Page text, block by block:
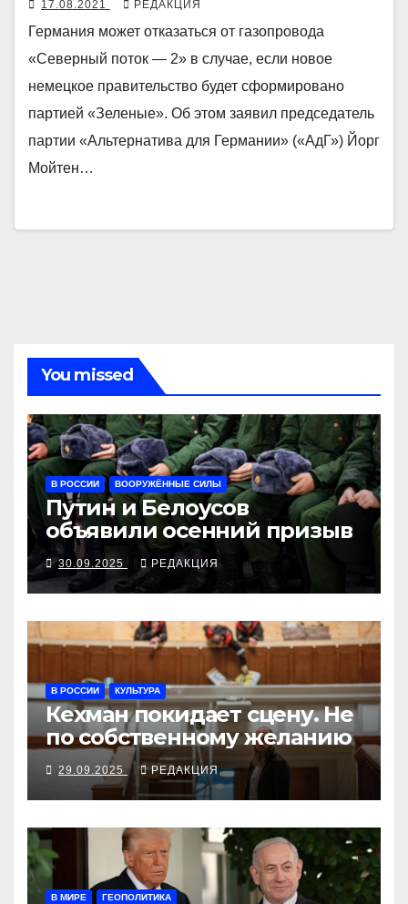
17.08.2021 РЕДАКЦИЯ
Германия может отказаться от газопровода
«Северный поток — 2» в случае, если новое
немецкое правительство будет сформировано
партией «Зеленые». Об этом заявил председатель
партии «Альтернатива для Германии» («АдГ») Йорг
Мойтен…
You missed
В РОССИИ ВООРУЖЁННЫЕ СИЛЫ
Путин и Белоусов
объявили осенний призыв
30.09.2025 РЕДАКЦИЯ
В РОССИИ КУЛЬТУРА
Кехман покидает сцену. Не
по собственному желанию
29.09.2025 РЕДАКЦИЯ
В МИРЕ ГЕОПОЛИТИКА